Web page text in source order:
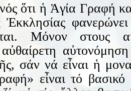
ὅτι ἡ Ἁγία Γραφή
Ἐκκλησίας
Μόνον στους
σάν νά εἶναι ἡ
εἶναι τό βασικό